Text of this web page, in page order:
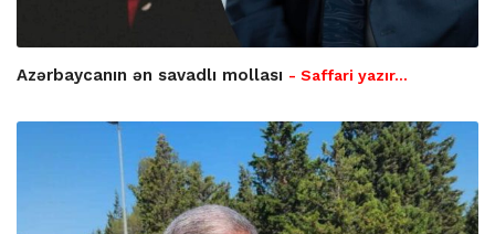
Azərbaycanın ən savadlı mollası - Saffari yazır…